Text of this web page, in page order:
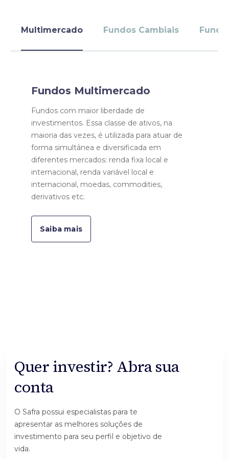
Multimercado Fundos Cambiais
Fundos Multimercado
Fundos com maior liberdade de
investimentos. Essa classe de ativos, na
maioria das vezes, é utilizada para atuar de
forma simultânea e diversificada em
diferentes mercados: renda fixa local e
internacional, renda variável local e
internacional, moedas, commodities,
derivativos etc.
Saiba mais
Quer investir? Abra sua
conta
O Safra possui especialistas para te
apresentar as melhores soluções de
investimento para seu perfil e objetivo de
vida.